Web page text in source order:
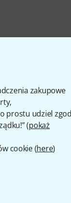
zakupowe
prostu udziel
(pokaż
cookie (here)